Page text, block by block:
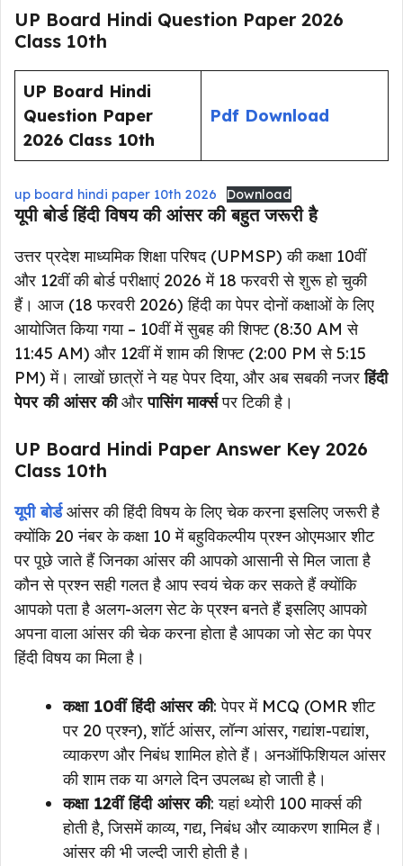
UP Board Hindi Question Paper 2026
Class 10th
UP Board Hindi
Question Paper
2026 Class 10th
Pdf Download
up board hindi paper 10th 2026 Download
यूपी बोर्ड हिंदी विषय की आंसर की बहुत जरूरी है
उत्तर प्रदेश माध्यमिक शिक्षा परिषद (UPMSP) की कक्षा 10वीं
और 12वीं की बोर्ड परीक्षाएं 2026 में 18 फरवरी से शुरू हो चुकी
हैं। आज (18 फरवरी 2026) हिंदी का पेपर दोनों कक्षाओं के लिए
आयोजित किया गया – 10वीं में सुबह की शिफ्ट (8:30 AM से
11:45 AM) और 12वीं में शाम की शिफ्ट (2:00 PM से 5:15
PM) में। लाखों छात्रों ने यह पेपर दिया, और अब सबकी नजरहिंदी
पेपर की आंसर कीऔरपासिंग मार्क्सपर टिकी है।
UP Board Hindi Paper Answer Key 2026
Class 10th
यूपी बोर्डआंसर की हिंदी विषय के लिए चेक करना इसलिए जरूरी है
क्योंकि 20 नंबर के कक्षा 10 में बहुविकल्पीय प्रश्न ओएमआर शीट
पर पूछे जाते हैं जिनका आंसर की आपको आसानी से मिल जाता है
कौन से प्रश्न सही गलत है आप स्वयं चेक कर सकते हैं क्योंकि
आपको पता है अलग-अलग सेट के प्रश्न बनते हैं इसलिए आपको
अपना वाला आंसर की चेक करना होता है आपका जो सेट का पेपर
हिंदी विषय का मिला है।
कक्षा 10वीं हिंदी आंसर की: पेपर में MCQ (OMR शीट
पर 20 प्रश्न), शॉर्ट आंसर, लॉन्ग आंसर, गद्यांश-पद्यांश,
व्याकरण और निबंध शामिल होते हैं। अनऑफिशियल आंसर
की शाम तक या अगले दिन उपलब्ध हो जाती है।
कक्षा 12वीं हिंदी आंसर की: यहां थ्योरी 100 मार्क्स की
होती है, जिसमें काव्य, गद्य, निबंध और व्याकरण शामिल हैं।
आंसर की भी जल्दी जारी होती है।